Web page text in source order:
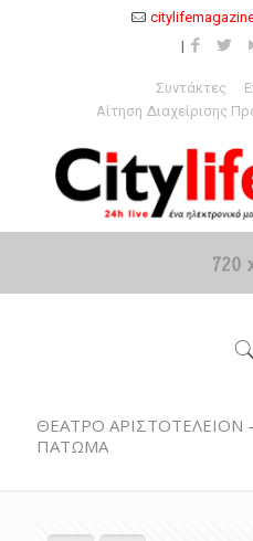
Συντάκτες
Αίτηση Διαχείρισης
ΘΕΑΤΡΟ ΑΡΙΣΤΟΤΕΛΕΙΟΝ
ΠΑΤΩΜΑ